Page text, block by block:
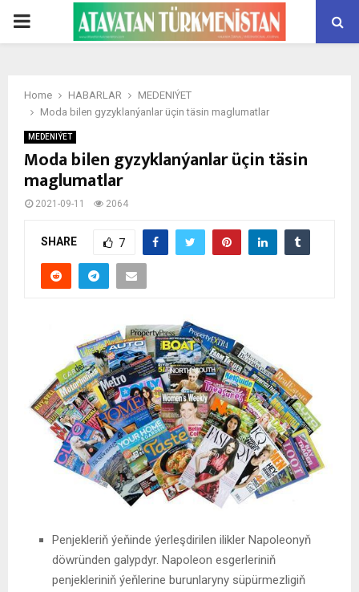
PRIMARY
Home HABARLAR
MEDENIÝET
Moda bilen gyzyklanýanlar üçin täsin maglumatlar
MEDENIÝET
Moda bilen gyzyklanýanlar üçin täsin
maglumatlar
2021-09-11 2064
SHARE 7
Penjekleriň ýeňinde ýerleşdirilen ilikler Napoleonyň
döwründen galypdyr. Napoleon esgerleriniň
penjekleriniň ýeňlerine burunlaryny süpürmezligiň